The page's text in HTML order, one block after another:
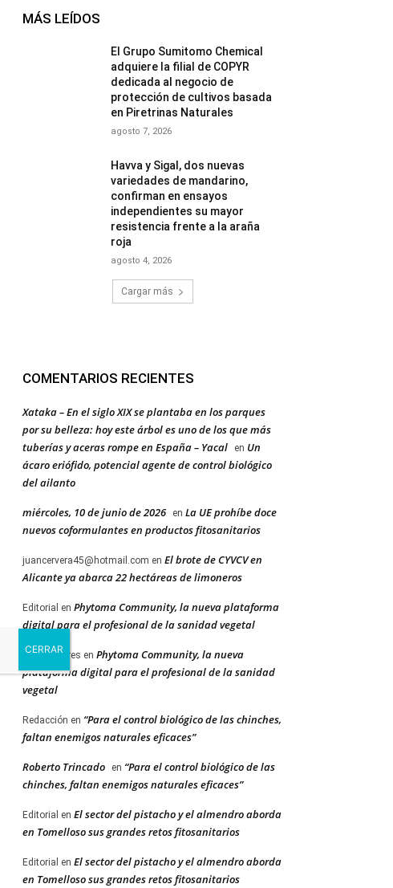
MÁS LEÍDOS
El Grupo Sumitomo Chemical
adquiere la filial de COPYR
dedicada al negocio de
protección de cultivos basada
en Piretrinas Naturales
agosto 7, 2026
Havva y Sigal, dos nuevas
variedades de mandarino,
confirman en ensayos
independientes su mayor
resistencia frente a la araña
roja
agosto 4, 2026
Cargar más
COMENTARIOS RECIENTES
Xataka – En el siglo XIX se plantaba en los parques
por su belleza: hoy este árbol es uno de los que más
tuberías y aceras rompe en España – Yacal
en Un
ácaro eriófido, potencial agente de control biológico
del ailanto
miércoles, 10 de junio de 2026 en La UE prohíbe doce
nuevos coformulantes en productos fitosanitarios
juancervera45@hotmail.com en El brote de CYVCV en
Alicante ya abarca 22 hectáreas de limoneros
Editorial en Phytoma Community, la nueva plataforma
digital para el profesional de la sanidad vegetal
Vicent Barres en Phytoma Community, la nueva
plataforma digital para el profesional de la sanidad
vegetal
Redacción en “Para el control biológico de las chinches,
faltan enemigos naturales eficaces”
Roberto Trincado en “Para el control biológico de las
chinches, faltan enemigos naturales eficaces”
Editorial en El sector del pistacho y el almendro aborda
en Tomelloso sus grandes retos fitosanitarios
Editorial en El sector del pistacho y el almendro aborda
en Tomelloso sus grandes retos fitosanitarios